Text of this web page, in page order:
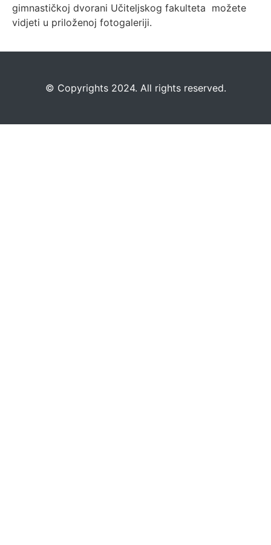
gimnastičkoj dvorani Učiteljskog fakulteta možete
vidjeti u priloženoj fotogaleriji.
©️ Copyrights 2024. All rights reserved.